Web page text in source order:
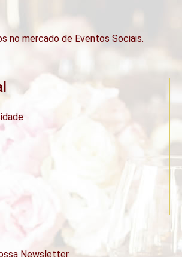
no mercado de Eventos Sociais.
Newsletter